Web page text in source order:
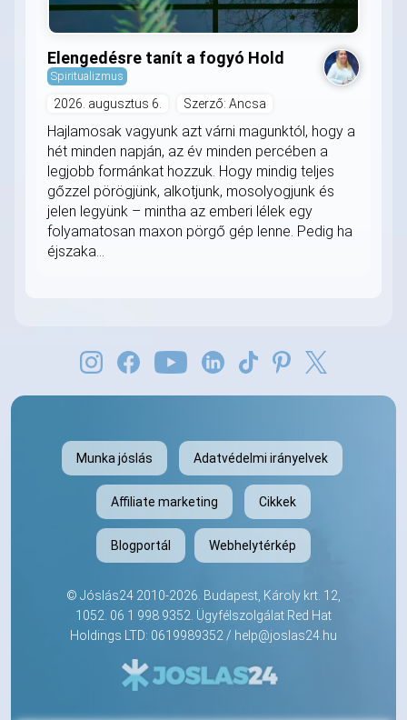
Elengedésre tanít a fogyó Hold
Spiritualizmus
2026. augusztus 6. Szerző: Ancsa
Hajlamosak vagyunk azt várni magunktól, hogy a
hét minden napján, az év minden percében a
legjobb formánkat hozzuk. Hogy mindig teljes
gőzzel pörögjünk, alkotjunk, mosolyogjunk és
jelen legyünk – mintha az emberi lélek egy
folyamatosan maxon pörgő gép lenne. Pedig ha
éjszaka...
Munka jóslás Adatvédelmi irányelvek
Affiliate marketing Cikkek
Blogportál Webhelytérkép
© Jóslás24 2010-2026. Budapest, Károly krt. 12,
1052. 06 1 998 9352. Ügyfélszolgálat Red Hat
Holdings LTD: 0619989352 / help@joslas24.hu